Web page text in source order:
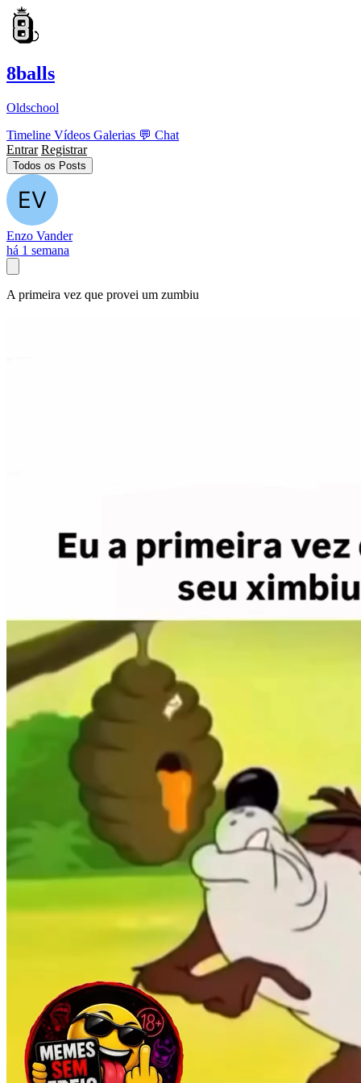
8balls
Oldschool
Timeline Vídeos Galerias 💬 Chat
Entrar Registrar
Todos os Posts
Enzo Vander
há 1 semana
A primeira vez que provei um zumbiu